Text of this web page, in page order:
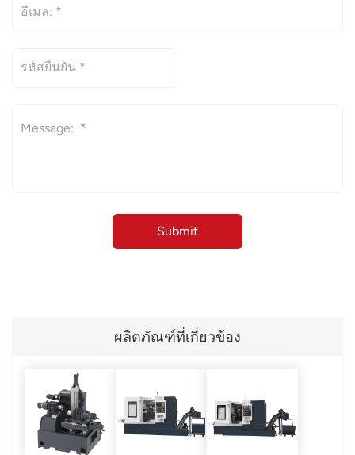
ผลิตภัณฑ์ที่เกี่ยวข้อง